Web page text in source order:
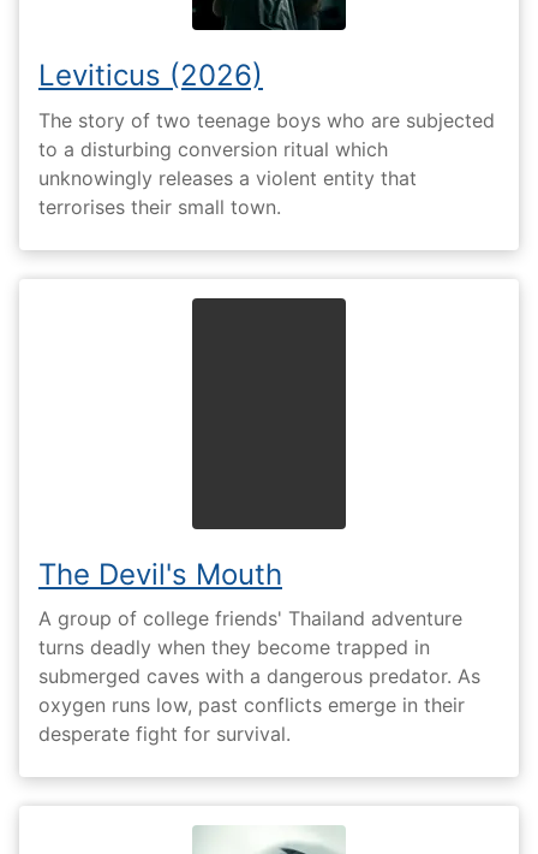
Leviticus (2026)
The story of two teenage boys who are subjected
to a disturbing conversion ritual which
unknowingly releases a violent entity that
terrorises their small town.
The Devil's Mouth
A group of college friends' Thailand adventure
turns deadly when they become trapped in
submerged caves with a dangerous predator. As
oxygen runs low, past conflicts emerge in their
desperate fight for survival.